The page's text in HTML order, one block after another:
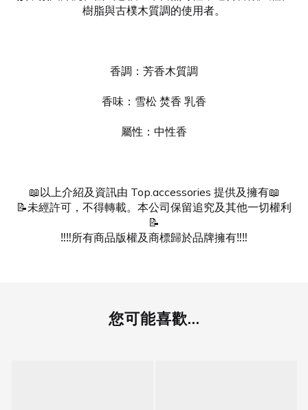
樹脂與古樸木質調的使用者。
香調：芳香木質調
香味：雪松 焚香 乳香
屬性：中性香
📖以上介紹及資訊由 Top.accessories 提供及擁有📖
📝未經許可，不得轉載。本公司保留追究及其他一切權利
📝
‼️‼️所有商品版權及商標歸於品牌擁有‼️‼️
您可能喜歡...